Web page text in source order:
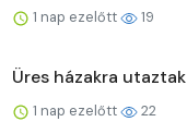
1 nap ezelőtt 19
Üres házakra
1 nap ezelőtt 22